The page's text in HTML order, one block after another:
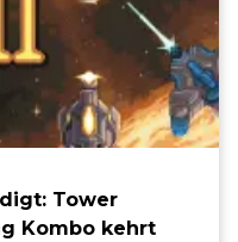
Tower
Kombo kehrt